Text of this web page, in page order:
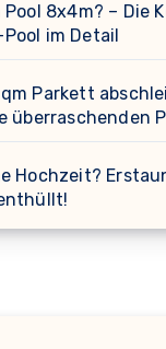
8x4m? – Die
im Detail
Parkett
überraschenden
Hochzeit?